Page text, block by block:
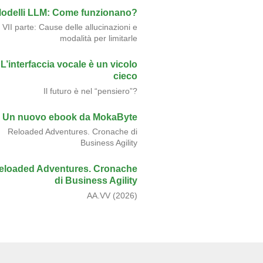
LLM: Come funzionano?
VII parte: Cause delle allucinazioni e
modalità per limitarle
L’interfaccia vocale è un vicolo
cieco
Il futuro è nel “pensiero”?
Un nuovo ebook da MokaByte
Reloaded Adventures. Cronache di
Business Agility
Adventures. Cronache
di Business Agility
AA.VV (2026)